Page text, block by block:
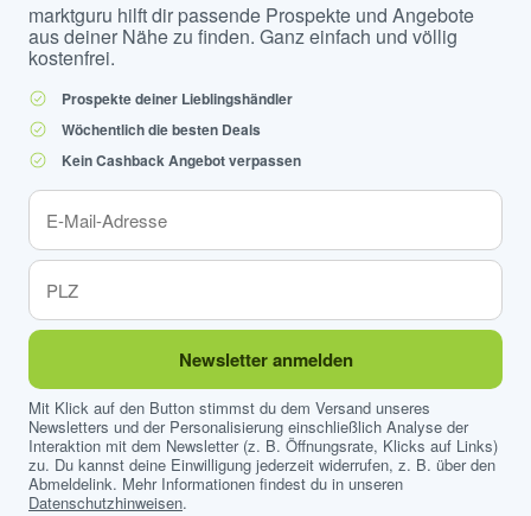
marktguru hilft dir passende Prospekte und Angebote
aus deiner Nähe zu finden. Ganz einfach und völlig
kostenfrei.
Prospekte deiner Lieblingshändler
Wöchentlich die besten Deals
Kein Cashback Angebot verpassen
Newsletter anmelden
Mit Klick auf den Button stimmst du dem Versand unseres
Newsletters und der Personalisierung einschließlich Analyse der
Interaktion mit dem Newsletter (z. B. Öffnungsrate, Klicks auf Links)
zu. Du kannst deine Einwilligung jederzeit widerrufen, z. B. über den
Abmeldelink. Mehr Informationen findest du in unseren
Datenschutzhinweisen.